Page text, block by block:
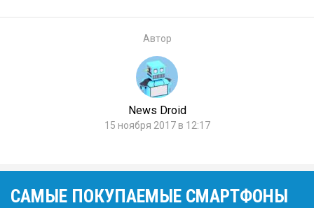
Автор
News Droid
15 ноября 2017 в 12:17
САМЫЕ ПОКУПАЕМЫЕ СМАРТФОНЫ